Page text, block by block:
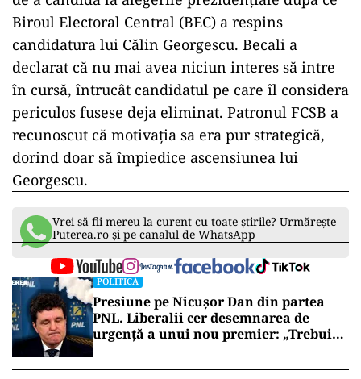
Biroul Electoral Central (BEC) a respins
candidatura lui Călin Georgescu. Becali a
declarat că nu mai avea niciun interes să intre
în cursă, întrucât candidatul pe care îl considera
periculos fusese deja eliminat. Patronul FCSB a
recunoscut că motivația sa era pur strategică,
dorind doar să împiedice ascensiunea lui
Georgescu.
Vrei să fii mereu la curent cu toate știrile? Urmărește
Puterea.ro și pe canalul de WhatsApp
POLITICĂ
Presiune pe Nicușor Dan din partea
PNL. Liberalii cer desemnarea de
urgență a unui nou premier: „Trebuie